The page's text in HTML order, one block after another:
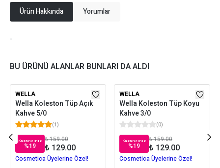
Ürün Hakkında Yorumlar
-
BU ÜRÜNÜ ALANLAR BUNLARI DA ALDI
WELLA
Wella Koleston Tüp Açık
Kahve 5/0
(1)
Kazancınız
%19
₺ 159.00
₺ 129.00
Cosmetica Üyelerine Özel!
WELLA
Wella Koleston Tüp Koyu
Kahve 3/0
(0)
Kazancınız
%19
₺ 159.00
₺ 129.00
Cosmetica Üyelerine Özel!